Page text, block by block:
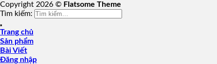
Copyright 2026 © Flatsome Theme
Tìm kiếm:
Trang chủ
Sản phẩm
Bài Viết
Đăng nhập